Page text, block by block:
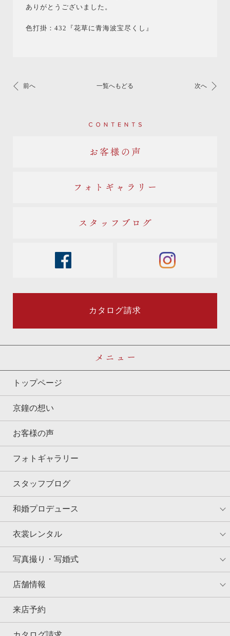
ありがとうございました。
色打掛：432『花草に青海波宝尽くし』
前へ 一覧へもどる 次へ
Contents
お客様の声
フォトギャラリー
スタッフブログ
facebook instagram
カタログ請求
トップページ
京鐘の想い
お客様の声
フォトギャラリー
スタッフブログ
和婚プロデュース
衣裳レンタル
写真撮り・写婚式
店舗情報
来店予約